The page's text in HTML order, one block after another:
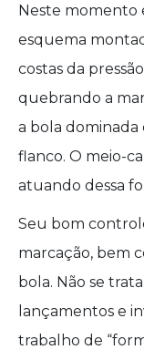
Neste momento
esquema
costas da
quebrando a
a bola dominada
flanco. O meio-
atuando dessa
Seu bom
marcação, bem
bola. Não se
lançamentos e
trabalho de